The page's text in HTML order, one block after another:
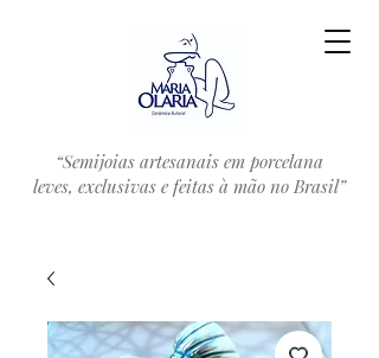
“Semijoias artesanais em porcelana
leves, exclusivas e feitas à mão no Brasil”